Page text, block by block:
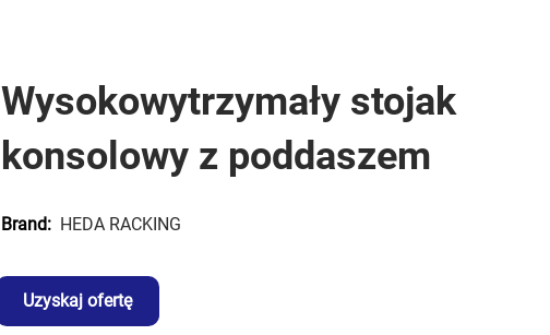
Wysokowytrzymały stojak
konsolowy z poddaszem
Brand: HEDA RACKING
Uzyskaj ofertę